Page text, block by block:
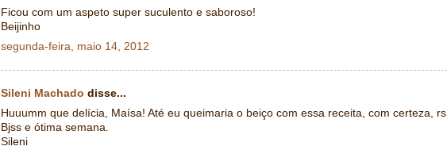
Ficou com um aspeto super suculento e saboroso!
Beijinho
segunda-feira, maio 14, 2012
Sileni Machado disse...
Huuumm que delícia, Maísa! Até eu queimaria o beiço com essa receita, com certeza, rs.
Bjss e ótima semana.
Sileni